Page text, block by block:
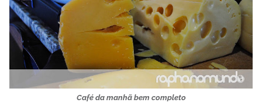
Café da manhã bem completo